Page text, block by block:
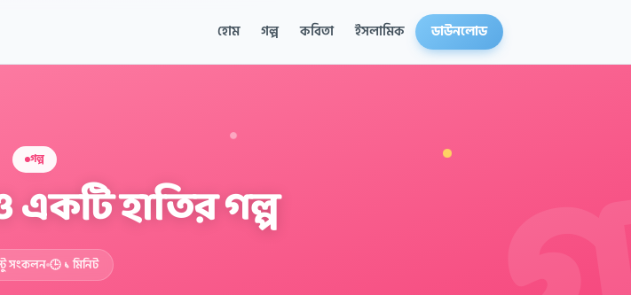
হোম গল্প কবিতা ইসলামিক ডাউনলোড
গল্প
হাতির গল্প
সংকলন 🕒 ১ মিনিট